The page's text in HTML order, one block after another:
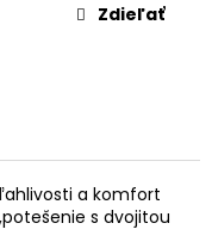
Zdieľať
a komfort
s dvojitou